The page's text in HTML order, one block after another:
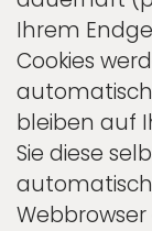
Ihrem
Cookies
bleiben auf
Sie diese